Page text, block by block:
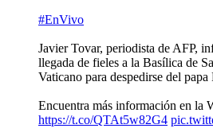
#EnVivo
Javier Tovar, periodista de AFP,
llegada de fieles a la Basílica de
Vaticano para despedirse del papa
Encuentra más información en la
https://t.co/QTAt5w82G4